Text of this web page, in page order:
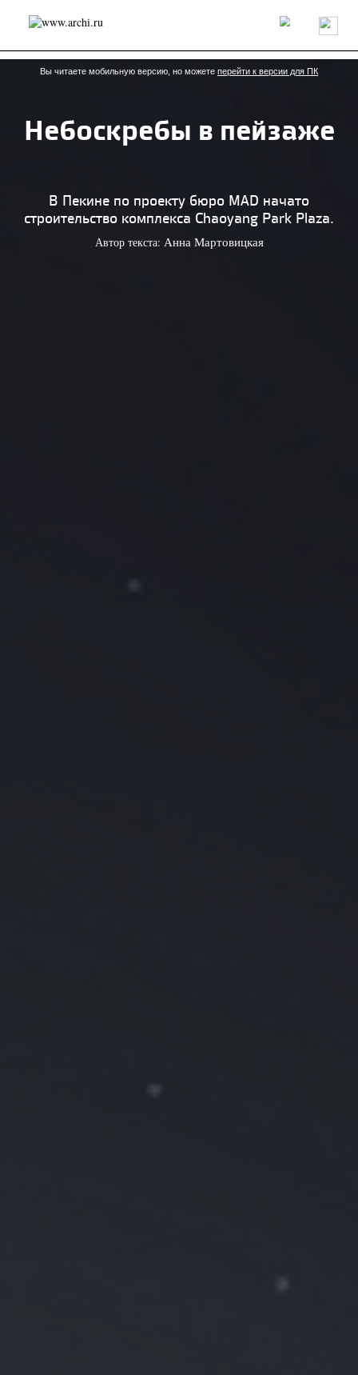
Россия Мир Технологии Интерьер Пресса
Архитекторы
Проекты
Конкурсы События Книги Вакансии
send.project Анонсы конкурсов
Блог
Интервью
Дизайн
Иностранцы в России
Интерьер
Книги
Наследие Образование
Урбанистика
Вы читаете мобильную версию, но можете перейти к версии для ПК
Небоскребы в пейзаже
В Пекине по проекту бюро MAD начато
строительство комплекса Chaoyang Park Plaza.
Автор текста: Анна Мартовицкая